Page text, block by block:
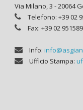
Via Milano, 3 - 20064
Telefono: +39 02
Fax: +39 02
Info:
Ufficio Stampa: